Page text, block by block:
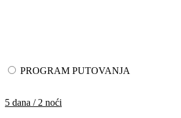
PROGRAM PUTOVANJA
5 dana / 2 noći